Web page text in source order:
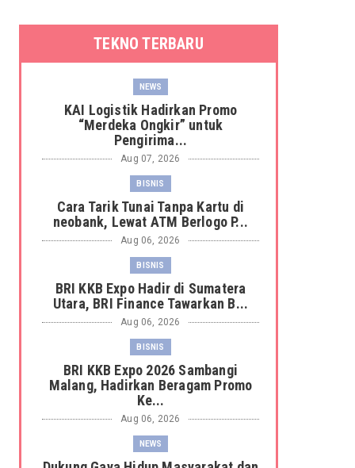
TEKNO TERBARU
NEWS
KAI Logistik Hadirkan Promo
“Merdeka Ongkir” untuk
Pengirima...
Aug 07, 2026
BISNIS
Cara Tarik Tunai Tanpa Kartu di
neobank, Lewat ATM Berlogo P...
Aug 06, 2026
BISNIS
BRI KKB Expo Hadir di Sumatera
Utara, BRI Finance Tawarkan B...
Aug 06, 2026
BISNIS
BRI KKB Expo 2026 Sambangi
Malang, Hadirkan Beragam Promo
Ke...
Aug 06, 2026
NEWS